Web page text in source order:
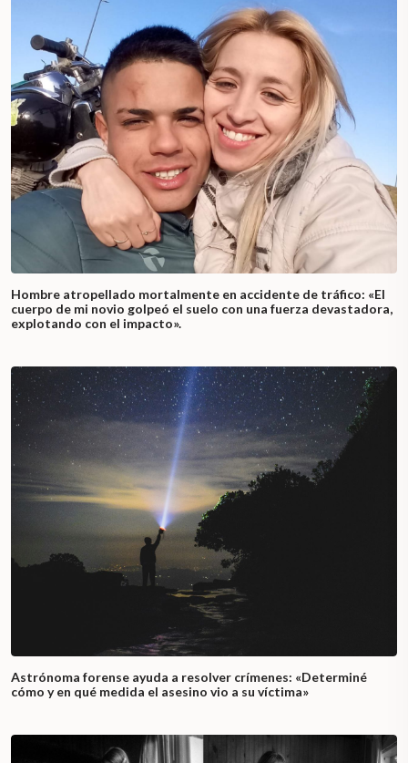
Hombre atropellado mortalmente en accidente de tráfico: «El
cuerpo de mi novio golpeó el suelo con una fuerza devastadora,
explotando con el impacto».
Astrónoma forense ayuda a resolver crímenes: «Determiné
cómo y en qué medida el asesino vio a su víctima»